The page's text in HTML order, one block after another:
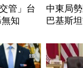
管」台
知
中東局
巴基斯